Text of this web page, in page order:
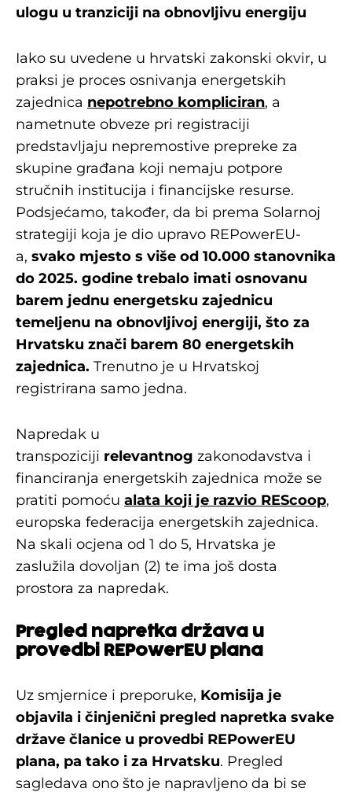
ulogu u tranziciji na obnovljivu energiju
Iako su uvedene u hrvatski zakonski okvir, u
praksi je proces osnivanja energetskih
zajednica nepotrebno kompliciran, a
nametnute obveze pri registraciji
predstavljaju nepremostive prepreke za
skupine građana koji nemaju potpore
stručnih institucija i financijske resurse.
Podsjećamo, također, da bi prema Solarnoj
strategiji koja je dio upravo REPowerEU-
a, svako mjesto s više od 10.000 stanovnika
do 2025. godine trebalo imati osnovanu
barem jednu energetsku zajednicu
temeljenu na obnovljivoj energiji, što za
Hrvatsku znači barem 80 energetskih
zajednica. Trenutno je u Hrvatskoj
registrirana samo jedna.
Napredak u
transpoziciji relevantnog zakonodavstva i
financiranja energetskih zajednica može se
pratiti pomoću alata koji je razvio REScoop,
europska federacija energetskih zajednica.
Na skali ocjena od 1 do 5, Hrvatska je
zaslužila dovoljan (2) te ima još dosta
prostora za napredak.
Pregled napretka država u
provedbi REPowerEU plana
Uz smjernice i preporuke, Komisija je
objavila i činjenični pregled napretka svake
države članice u provedbi REPowerEU
plana, pa tako i za Hrvatsku. Pregled
sagledava ono što je napravljeno da bi se